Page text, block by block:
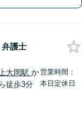
弁護士
大岡駅か
ら徒歩3分
営業時間：
本日定休日